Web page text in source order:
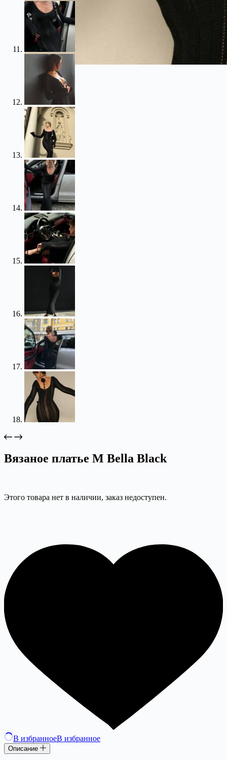
Вязаное платье M Bella Black
Этого товара нет в наличии, заказ недоступен.
В избранноеВ избранное
Описание